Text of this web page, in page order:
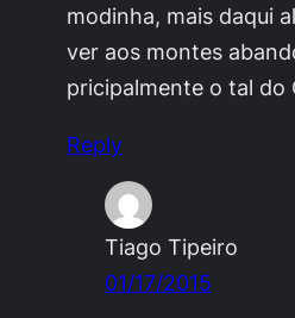
modinha, mais daqui
ver aos montes
pricipalmente o tal do
Reply
Tiago Tipeiro
01/17/2015